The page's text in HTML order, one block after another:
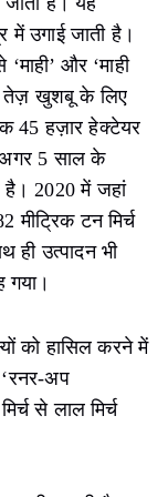
पानी ज़रूरी है।
में हो रही देर के
मांग है कि नहरों
बारिश न होने
रखने के लिए
कमा रहे ये